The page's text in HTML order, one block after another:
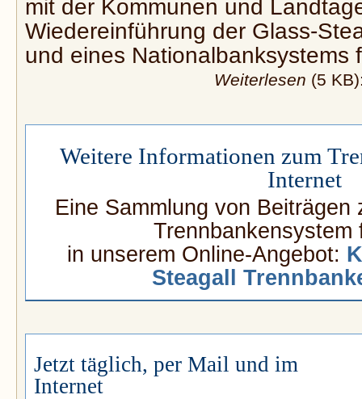
mit der Kommunen und
Wiedereinführung der Glass-
und eines Nationalbanksystems
Weiterlesen (5
Weitere Informationen zum
Internet
Eine Sammlung von Beiträgen
Trennbankensystem
in unserem Online-Angebot:
Steagall
Jetzt täglich, per Mail und im
Internet